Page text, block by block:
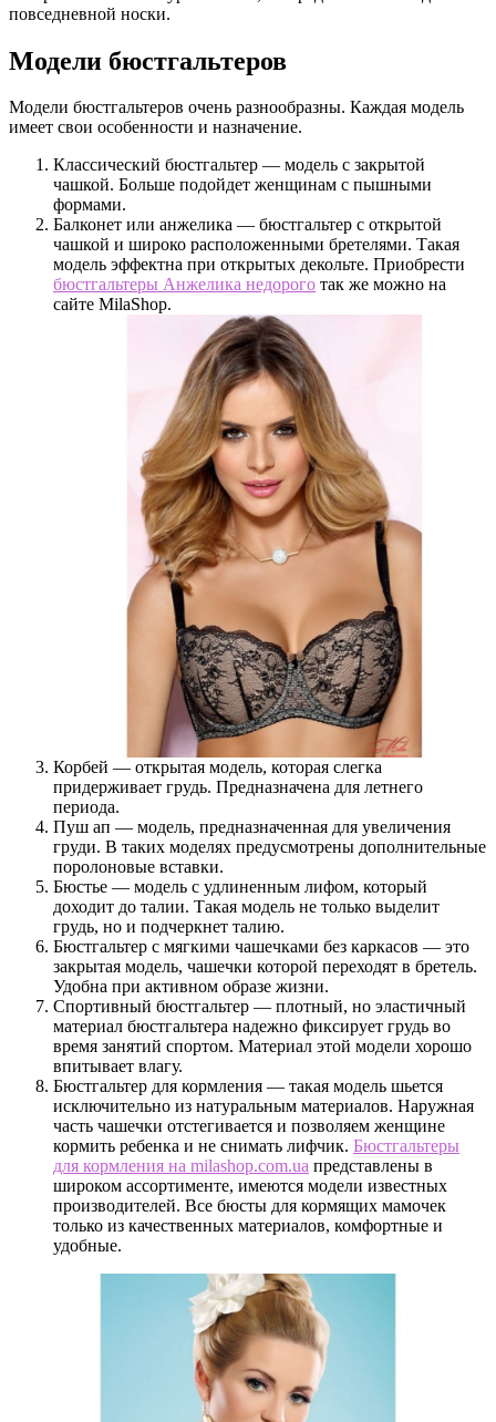
повседневной носки.
Модели бюстгальтеров
Модели бюстгальтеров очень разнообразны. Каждая модель
имеет свои особенности и назначение.
Классический бюстгальтер — модель с закрытой
чашкой. Больше подойдет женщинам с пышными
формами.
Балконет или анжелика — бюстгальтер с открытой
чашкой и широко расположенными бретелями. Такая
модель эффектна при открытых декольте. Приобрести
бюстгальтеры Анжелика недорого так же можно на
сайте MilaShop.
Корбей — открытая модель, которая слегка
придерживает грудь. Предназначена для летнего
периода.
Пуш ап — модель, предназначенная для увеличения
груди. В таких моделях предусмотрены дополнительные
поролоновые вставки.
Бюстье — модель с удлиненным лифом, который
доходит до талии. Такая модель не только выделит
грудь, но и подчеркнет талию.
Бюстгальтер с мягкими чашечками без каркасов — это
закрытая модель, чашечки которой переходят в бретель.
Удобна при активном образе жизни.
Спортивный бюстгальтер — плотный, но эластичный
материал бюстгальтера надежно фиксирует грудь во
время занятий спортом. Материал этой модели хорошо
впитывает влагу.
Бюстгальтер для кормления — такая модель шьется
исключительно из натуральным материалов. Наружная
часть чашечки отстегивается и позволяем женщине
кормить ребенка и не снимать лифчик. Бюстгальтеры
для кормления на milashop.com.ua представлены в
широком ассортименте, имеются модели известных
производителей. Все бюсты для кормящих мамочек
только из качественных материалов, комфортные и
удобные.